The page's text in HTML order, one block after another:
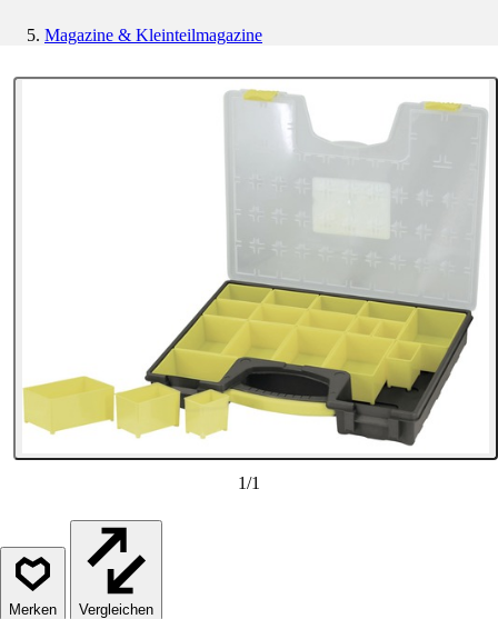
Magazine & Kleinteilmagazine
1/1
Vergleichen